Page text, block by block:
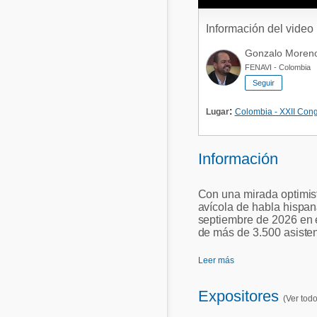
Información del video
Gonzalo
FENAVI - Colombia
Seguir
Lugar: Colombia - XXII
Información
Con una mirada
avícola de habla
septiembre de 2026
de más de 3.500
Leer más
Expositores (Ver